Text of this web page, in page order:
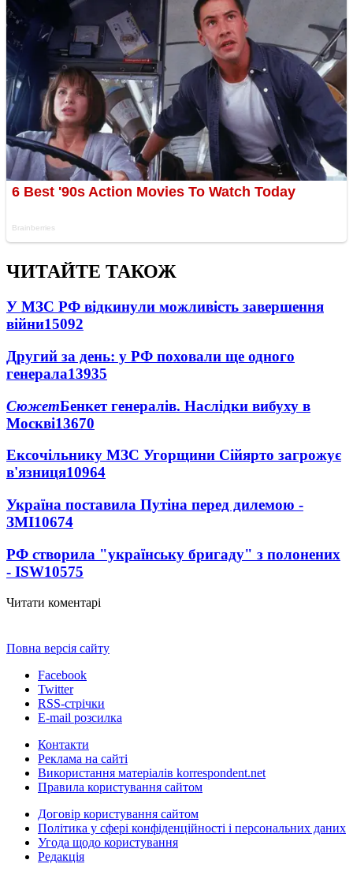
ЧИТАЙТЕ ТАКОЖ
У МЗС РФ відкинули можливість завершення
війни15092
Другий за день: у РФ поховали ще одного
генерала13935
СюжетБенкет генералів. Наслідки вибуху в
Москві13670
Ексочільнику МЗС Угорщини Сійярто загрожує
в'язниця10964
Україна поставила Путіна перед дилемою -
ЗМІ10674
РФ створила "українську бригаду" з полонених
- ISW10575
Читати коментарі
Повна версія сайту
Facebook
Twitter
RSS-стрічки
E-mail розсилка
Контакти
Реклама на сайті
Використання матеріалів korrespondent.net
Правила користування сайтом
Договір користування сайтом
Політика у сфері конфіденційності і персональних даних
Угода щодо користування
Редакція